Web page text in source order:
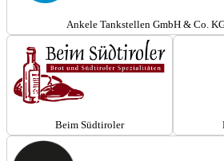
Ankele Tankstellen GmbH & Co.
Beim Südtiroler